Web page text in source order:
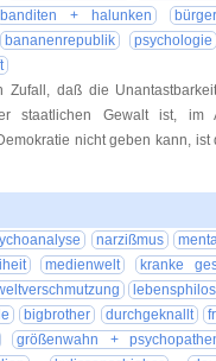
banditen + halunken
bananenrepublik
psychologie
Zufall, daß die
staatlichen Gewalt ist,
nicht geben kann,
narzißmus
medienwelt
kranke
bigbrother durchgeknallt
größenwahn +